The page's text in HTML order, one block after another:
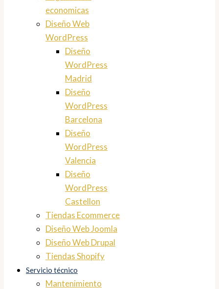
economicas
Diseño Web
WordPress
Diseño
WordPress
Madrid
Diseño
WordPress
Barcelona
Diseño
WordPress
Valencia
Diseño
WordPress
Castellon
Tiendas Ecommerce
Diseño Web Joomla
Diseño Web Drupal
Tiendas Shopify
Servicio técnico
Mantenimiento